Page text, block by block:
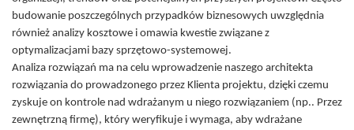
budowanie poszczególnych przypadków biznesowych uwzględnia
również analizy kosztowe i omawia kwestie związane z
optymalizacjami bazy sprzętowo-systemowej.
Analiza rozwiązań ma na celu wprowadzenie naszego architekta
rozwiązania do prowadzonego przez Klienta projektu, dzięki czemu
zyskuje on kontrole nad wdrażanym u niego rozwiązaniem (np.. Przez
zewnętrzną firmę), który weryfikuje i wymaga, aby wdrażane